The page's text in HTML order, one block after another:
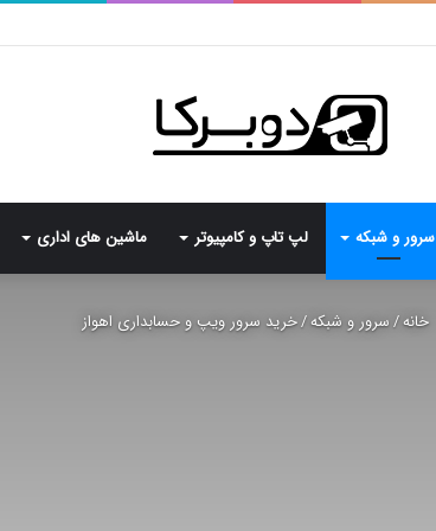
سرور و شبکه لپ تاپ و کامپیوتر ماشین های اداری
خانه/سرور و شبکه/خرید سرور ویپ و حسابداری اهواز